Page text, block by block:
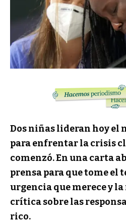
Dos niñas lideran hoy
para enfrentar la crisis
comenzó. En una carta
prensa para que tome el
urgencia que merece y
crítica sobre las
rico.